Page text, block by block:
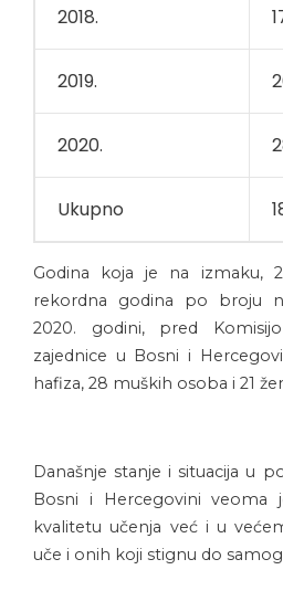
2018.
2019.
2020.
Ukupno
Godina koja je na izmaku,
rekordna godina po broju
2020. godini, pred
zajednice u Bosni i
hafiza, 28 muških osoba i 21
Današnje stanje i situacija u
Bosni i Hercegovini
kvalitetu učenja već i u
uče i onih koji stignu do